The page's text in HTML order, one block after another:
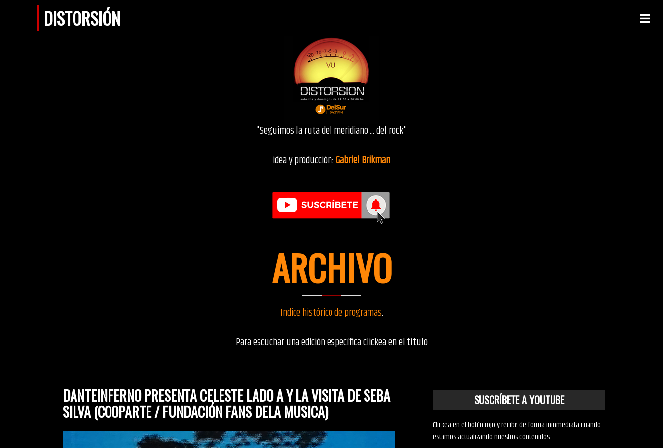
DISTORSIÓN
"Seguimos la ruta del meridiano ... del rock"
idea y producción:Gabriel Brikman
ARCHIVO
Indice histórico de programas.
Para escuchar una edición específica clickea en el título
DANTEINFERNO PRESENTA CELESTE LADO A Y LA VISITA DE SEBA
SILVA (COOPARTE / FUNDACIÓN FANS DELA MUSICA)
SUSCRÍBETE A YOUTUBE
Clickea en el botón rojo y recibe de forma inmmediata cuando
estamos actualizando nuestros contenidos